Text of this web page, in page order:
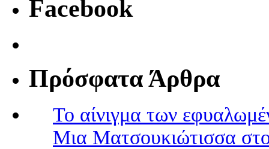
Facebook
Πρόσφατα Άρθρα
Το αίνιγμα των
Μια Ματσουκιώτισσα